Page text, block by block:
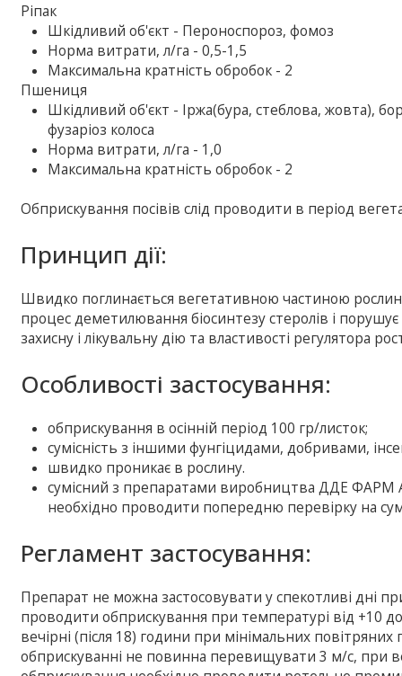
Ріпак
Шкiдливий об'єкт - Пероноспороз, фомоз
Норма витрати, л/га - 0,5-1,5
Максимальна кратність обробок - 2
Пшениця
Шкiдливий об'єкт - Іржа(бура, стеблова, жовта),
фузаріоз колоса
Норма витрати, л/га - 1,0
Максимальна кратність обробок - 2
Обприскування посівів слід проводити в період
Принцип дії:
Швидко поглинається вегетативною частиною
процес деметилювання біосинтезу стеролів і
захисну і лікувальну дію та властивості регулятора
Особливості застосування:
обприскування в осінній період 100 гр/листок;
сумісність з іншими фунгіцидами, добривами,
швидко проникає в рослину.
сумісний з препаратами виробництва ДДЕ ФАРМ
необхідно проводити попередню перевірку на
Регламент застосування:
Препарат не можна застосовувати у спекотливі дні
проводити обприскування при температурі від +10
вечірні (після 18) години при мінімальних
обприскуванні не повинна перевищувати 3 м/с, при